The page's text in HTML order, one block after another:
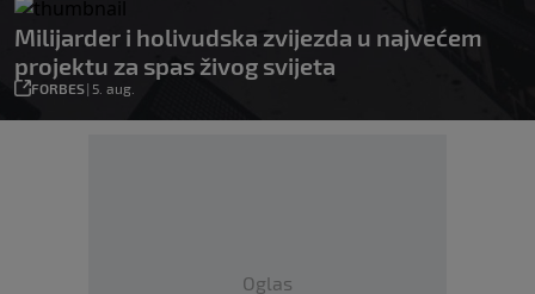
Milijarder i holivudska zvijezda u najvećem
projektu za spas živog svijeta
FORBES| 5. aug.
Oglas